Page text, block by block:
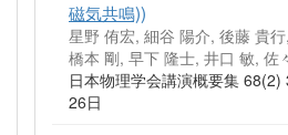
磁気共鳴))
星野 侑宏, 細谷 陽介, 後藤 貴
橋本 剛, 早下 隆士, 井口 敏, 佐
日本物理学会講演概要集
26日